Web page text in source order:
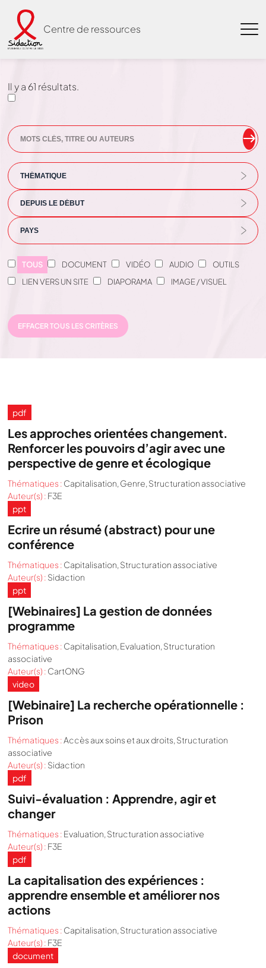
Centre de ressources
Il y a 61 résultats.
TOUS DOCUMENT VIDÉO AUDIO
OUTILS
LIEN VERS UN SITE
DIAPORAMA IMAGE / VISUEL
EFFACER TOUS LES CRITÈRES
pdf
Les approches orientées changement.
Renforcer les pouvoirs d’agir avec une
perspective de genre et écologique
Thématiques : Capitalisation, Genre, Structuration associative
Auteur(s) : F3E
ppt
Ecrire un résumé (abstract) pour une
conférence
Thématiques : Capitalisation, Structuration associative
Auteur(s) : Sidaction
ppt
[Webinaires] La gestion de données
programme
Thématiques : Capitalisation, Evaluation, Structuration
associative
Auteur(s) : CartONG
video
[Webinaire] La recherche opérationnelle :
Prison
Thématiques :Accès aux soins et aux droits, Structuration
associative
Auteur(s) : Sidaction
pdf
Suivi-évaluation : Apprendre, agir et
changer
Thématiques : Evaluation, Structuration associative
Auteur(s) : F3E
pdf
La capitalisation des expériences :
apprendre ensemble et améliorer nos
actions
Thématiques : Capitalisation, Structuration associative
Auteur(s) : F3E
document